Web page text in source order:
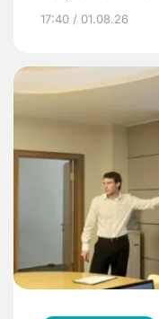
17:40 / 01.08.26